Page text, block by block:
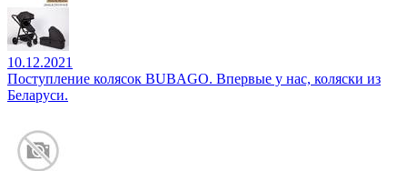
10.12.2021
Поступление колясок BUBAGO. Впервые у нас, коляски из
Беларуси.